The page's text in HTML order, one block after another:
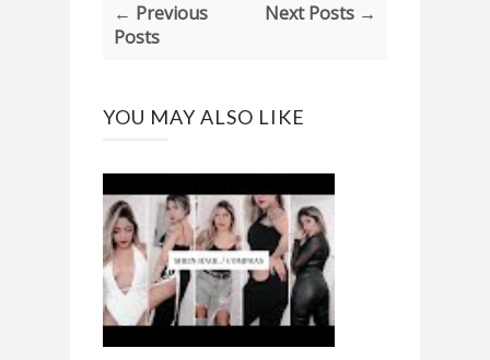
← Previous
Posts
Next Posts →
YOU MAY ALSO LIKE